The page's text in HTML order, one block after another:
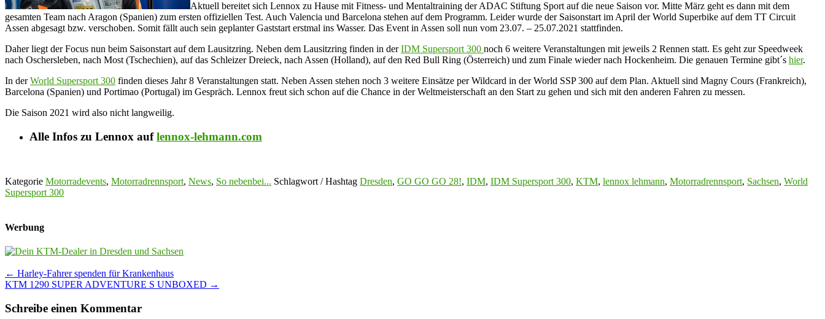
Aktuell bereitet sich Lennox zu Hause mit Fitness- und Mentaltraining der ADAC Stiftung Sport auf die neue Saison vor. Mitte März geht es dann mit dem
gesamten Team nach Aragon (Spanien) zum ersten offiziellen Test. Auch Valencia und Barcelona stehen auf dem Programm. Leider wurde der Saisonstart im April der World Superbike auf dem TT Circuit
Assen abgesagt bzw. verschoben. Somit fällt auch sein geplanter Gaststart erstmal ins Wasser. Das Event in Assen soll nun vom 23.07. – 25.07.2021 stattfinden.
Daher liegt der Focus nun beim Saisonstart auf dem Lausitzring. Neben dem Lausitzring finden in derIDM Supersport 300 noch 6 weitere Veranstaltungen mit jeweils 2 Rennen statt. Es geht zur Speedweek
nach Oschersleben, nach Most (Tschechien), auf das Schleizer Dreieck, nach Assen (Holland), auf den Red Bull Ring (Österreich) und zum Finale wieder nach Hockenheim. Die genauen Termine gibt´s hier.
In derWorld Supersport 300 finden dieses Jahr 8 Veranstaltungen statt. Neben Assen stehen noch 3 weitere Einsätze per Wildcard in der World SSP 300 auf dem Plan. Aktuell sind Magny Cours (Frankreich),
Barcelona (Spanien) und Portimao (Portugal) im Gespräch. Lennox freut sich schon auf die Chance in der Weltmeisterschaft an den Start zu gehen und sich mit den anderen Fahren zu messen.
Die Saison 2021 wird also nicht langweilig.
Alle Infos zu Lennox auflennox-lehmann.com
Kategorie Motorradevents, Motorradrennsport, News, So nebenbei... Schlagwort / Hashtag Dresden, GO GO GO 28!, IDM, IDM Supersport 300, KTM, lennox lehmann, Motorradrennsport, Sachsen, World
Supersport 300
Werbung
Post
navigation
← Harley-Fahrer spenden für Krankenhaus
KTM 1290 SUPER ADVENTURE S UNBOXED →
Schreibe einen Kommentar